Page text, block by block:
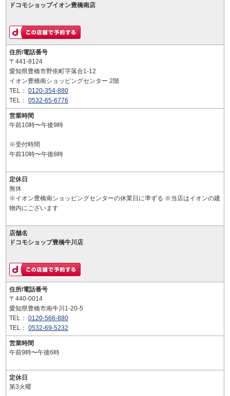
ドコモショップイオン豊橋南店
住所/電話番号
〒441-8124
愛知県豊橋市野依町字落合1-12
イオン豊橋南ショッピングセンター 2階
TEL： 0120-354-880
TEL： 0532-65-6776
営業時間
午前10時〜午後9時
※受付時間
午前10時〜午後8時
定休日
無休
※イオン豊橋南ショッピングセンターの休業日に準ずる ※当店はイオンの建
物内にございます
店舗名
ドコモショップ豊橋牛川店
住所/電話番号
〒440-0014
愛知県豊橋市南牛川1-20-5
TEL： 0120-566-880
TEL： 0532-69-5232
営業時間
午前9時〜午後6時
定休日
第3火曜